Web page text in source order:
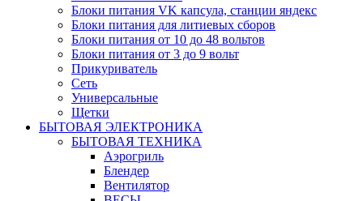
Блоки питания VK капсула, станции яндекс
Блоки питания для литиевых сборов
Блоки питания от 10 до 48 вольтов
Блоки питания от 3 до 9 вольт
Прикуриватель
Сеть
Универсальные
Щетки
БЫТОВАЯ ЭЛЕКТРОНИКА
БЫТОВАЯ ТЕХНИКА
Аэрогриль
Блендер
Вентилятор